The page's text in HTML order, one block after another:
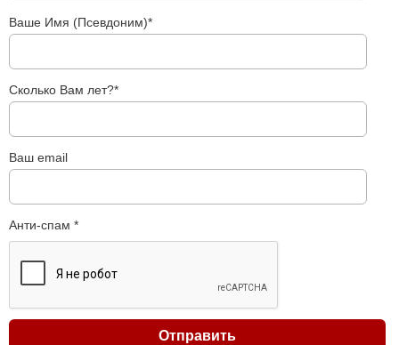
Ваше Имя (Псевдоним)*
Сколько Вам лет?*
Ваш email
Анти-спам *